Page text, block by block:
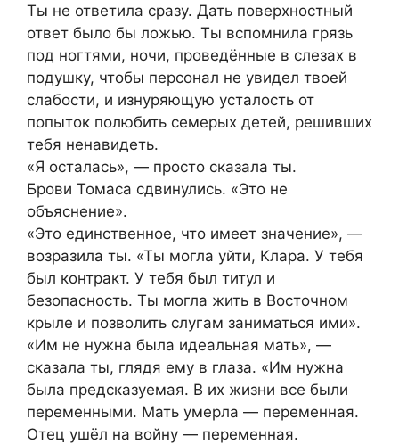
Ты не ответила сразу. Дать поверхностный
ответ было бы ложью. Ты вспомнила грязь
под ногтями, ночи, проведённые в слезах в
подушку, чтобы персонал не увидел твоей
слабости, и изнуряющую усталость от
попыток полюбить семерых детей, решивших
тебя ненавидеть.
«Я осталась», — просто сказала ты.
Брови Томаса сдвинулись. «Это не
объяснение».
«Это единственное, что имеет значение», —
возразила ты. «Ты могла уйти, Клара. У тебя
был контракт. У тебя был титул и
безопасность. Ты могла жить в Восточном
крыле и позволить слугам заниматься ими».
«Им не нужна была идеальная мать», —
сказала ты, глядя ему в глаза. «Им нужна
была предсказуемая. В их жизни все были
переменными. Мать умерла — переменная.
Отец ушёл на войну — переменная.